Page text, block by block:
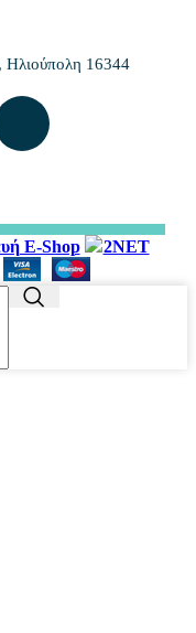
Ηλιούπολη 16344
E-Shop 2NET